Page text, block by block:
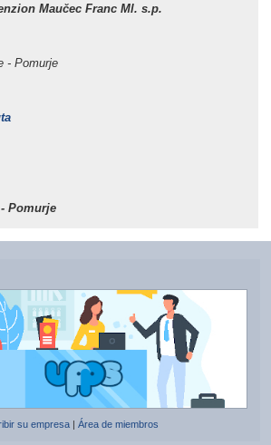
Maučec Franc Ml. s.p.
- Pomurje
Pomurje
su empresa| Área de miembros